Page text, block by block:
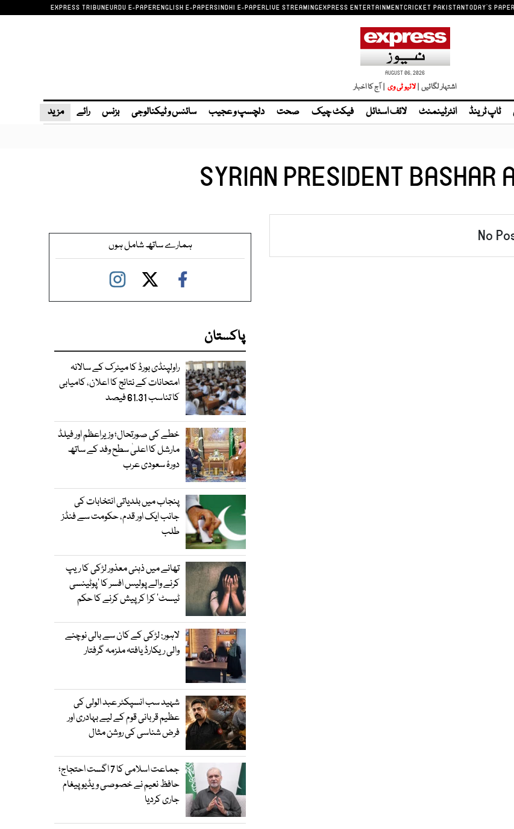
EXPRESS TRIBUNEURDU E-PAPERENGLISH E-PAPERSINDHI E-PAPERLIVE STREAMINGEXPRESS ENTERTAINMENTCRICKET PAKISTANTODAY'S PAPER
AUGUST 06, 2026
اشتہار لگائیں | | آج کا اخبار
ٹاپ ٹرینڈ انٹرٹینمنٹ لائف اسٹائل فیکٹ چیک صحت دلچسپ و عجیب سائنس و ٹیکنالوجی بزنس رائے مزید
SYRIAN PRESIDENT BASHAR
No ہمارے ساتھ شامل ہوں
پاکستان
راولپنڈی بورڈ کا میٹرک کے سالانہ
امتحانات کے نتائج کا اعلان، کامیابی
کا تناسب 61.31 فیصد
خطے کی صورتحال؛ وزیراعظم اور فیلڈ
مارشل کا اعلیٰ سطح وفد کے ساتھ
دورۂ سعودی عرب
پنجاب میں بلدیاتی انتخابات کی
جانب ایک اور قدم، حکومت سے فنڈز
طلب
تھانے میں ذہنی معذور لڑکی کا ریپ
کرنے والے پولیس افسر کا ’پوٹینسی
ٹیسٹ‘ کرا کر پیش کرنے کا حکم
لاہور: لڑکی کے کان سے بالی نوچنے
والی ریکارڈ یافتہ ملزمہ گرفتار
شہید سب انسپکٹر عبد الولی کی
عظیم قربانی قوم کے لیے بہادری اور
فرض شناسی کی روشن مثال
جماعت اسلامی کا 7 اگست احتجاج؛
حافظ نعیم نے خصوصی ویڈیو پیغام
جاری کردیا